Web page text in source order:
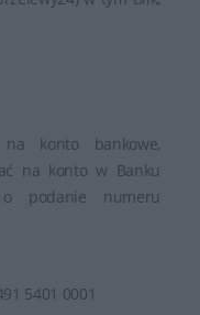
na konto bankowe,
na konto w Banku
podanie numeru
5401 0001